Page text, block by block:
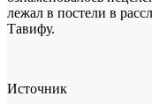
лежал в постели в
Тавифу.
Источник